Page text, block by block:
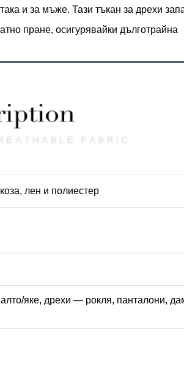
и за мъже. Тази тъкан за дрехи
пране, осигурявайки дълготрайна
лен и полиестер
яке, дрехи — рокля, панталони,